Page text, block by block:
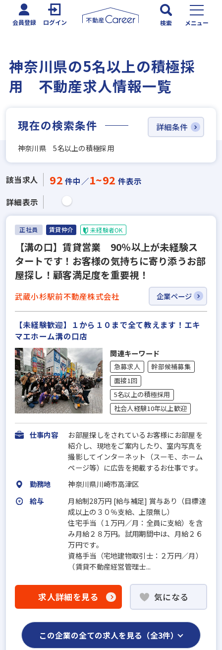
会員登録 ログイン 検索 メニュー
神奈川県の5名以上の積極採
用 不動産求人情報一覧
現在の検索条件
神奈川県 5名以上の積極採用
詳細条件
該当求人 92 件中／1~92 件表示
詳細表示
正社員 賃貸仲介 未経験者OK
【溝の口】賃貸営業 90％以上が未経験ス
タートです！お客様の気持ちに寄り添うお部
屋探し！顧客満足度を重要視！
武蔵小杉駅前不動産株式会社 企業ページ
【未経験歓迎】１から１０まで全て教えます！エキ
マエホーム溝の口店
関連キーワード
急募求人
幹部候補募集
面接1回
5名以上の積極採用
社会人経験10年以上歓迎
仕事内容
お部屋探しをされているお客様にお部屋を
紹介し、現地をご案内したり、室内写真を
撮影してインターネット（スーモ、ホーム
ページ等）に広告を掲載するお仕事です。
勤務地
神奈川県川崎市高津区
給与
月給制28万円 [給与補足] 賞与あり（目標達
成以上の３０％支給、上限無し）
住宅手当（１万円／月：全員に支給）を含
み月給２８万円。試用期間中は、月給２６
万円です。
資格手当（宅地建物取引士：２万円／月）
（賃貸不動産経営管理士...
求人詳細を見る 気になる
この企業の全ての求人を見る（全3件）